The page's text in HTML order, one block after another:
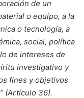
de un
o equipo, a la
o tecnología, a
social, política
de intereses de
investigativo y
fines y objetivos
(Artículo 36).